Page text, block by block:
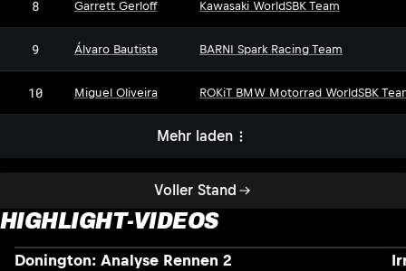
Voller Stand
8 Garrett Gerloff Kawasaki WorldSBK Team
9 Álvaro Bautista BARNI Spark Racing Team
10 Miguel Oliveira ROKiT BMW Motorrad WorldSBK
Mehr laden
HIGHLIGHT-VIDEOS
Donington: Analyse Rennen 2